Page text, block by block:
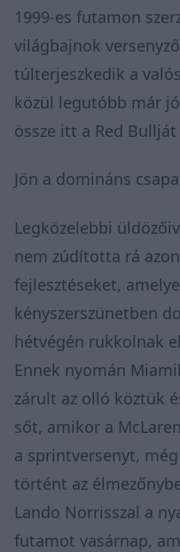
1999-es futamon
világbajnok
túlterjeszkedik a
közül legutóbb már
össze itt a Red
Jön a domináns
Legközelebbi
nem zúdította rá
fejlesztéseket,
kényszerszünetben
hétvégén rukkolnak
Ennek nyomán
zárult az olló köztük
sőt, amikor a
a sprintversenyt,
történt az
Lando Norrisszal a
futamot vasárnap,